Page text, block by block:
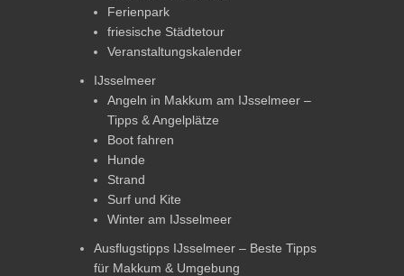
Ferienpark
friesische Städtetour
Veranstaltungskalender
IJsselmeer
Angeln in Makkum am IJsselmeer –
Tipps & Angelplätze
Boot fahren
Hunde
Strand
Surf und Kite
Winter am IJsselmeer
Ausflugstipps IJsselmeer – Beste Tipps
für Makkum & Umgebung